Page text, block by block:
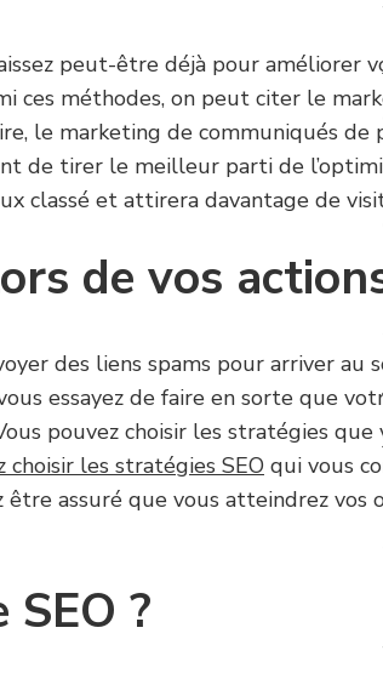
peut-être déjà pour améliorer
ces méthodes, on peut citer le
le marketing de communiqués de
de tirer le meilleur parti de
classé et attirera davantage de
de vos
des liens spams pour arriver au
essayez de faire en sorte que
pouvez choisir les stratégies que
choisir les stratégies SEO qui vous
assuré que vous atteindrez vos
?